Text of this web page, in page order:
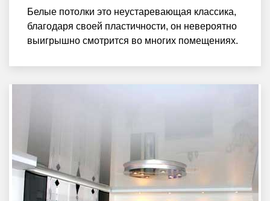
Белые потолки это неустаревающая классика,
благодаря своей пластичности, он невероятно
выигрышно смотрится во многих помещениях.